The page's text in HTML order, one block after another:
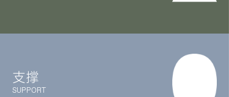
支撑
SUPPORT